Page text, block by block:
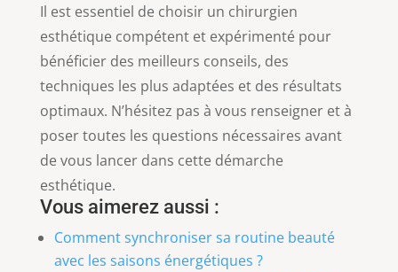
Il est essentiel de choisir un chirurgien
esthétique compétent et expérimenté pour
bénéficier des meilleurs conseils, des
techniques les plus adaptées et des résultats
optimaux. N’hésitez pas à vous renseigner et à
poser toutes les questions nécessaires avant
de vous lancer dans cette démarche
esthétique.
Vous aimerez aussi :
Comment synchroniser sa routine beauté
avec les saisons énergétiques ?